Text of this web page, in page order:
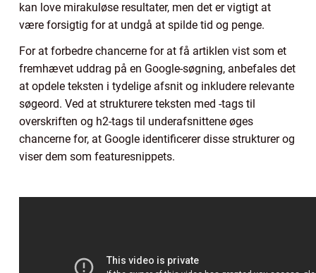
kan love mirakuløse resultater, men det er vigtigt at
være forsigtig for at undgå at spilde tid og penge.
For at forbedre chancerne for at få artiklen vist som et
fremhævet uddrag på en Google-søgning, anbefales det
at opdele teksten i tydelige afsnit og inkludere relevante
søgeord. Ved at strukturere teksten med -tags til
overskriften og h2-tags til underafsnittene øges
chancerne for, at Google identificerer disse strukturer og
viser dem som featuresnippets.